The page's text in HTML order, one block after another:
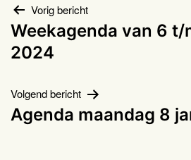
Bericht
navigatie
Vorig bericht
Weekagenda van 6 t/
2024
Volgend bericht
Agenda maandag 8